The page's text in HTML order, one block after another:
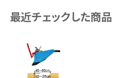
最近チェックした商品